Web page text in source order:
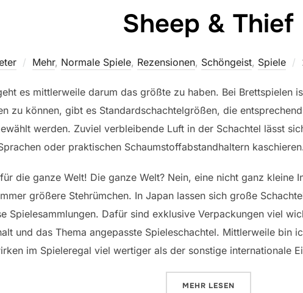
Sheep & Thief
Mehr, Normale Spiele, Rezensionen, Schöngeist, Spiele
es mittlerweile darum das größte zu haben. Bei Brettspielen
zu können, gibt es Standardschachtelgrößen, die
werden. Zuviel verbleibende Luft in der Schachtel lässt
oder praktischen Schaumstoffabstandhaltern
die ganze Welt! Die ganze Welt? Nein, eine nicht ganz kleine
größere Stehrümchen. In Japan lassen sich große
Spielesammlungen. Dafür sind exklusive Verpackungen viel
und das Thema angepasste Spieleschachtel. Mittlerweile bin
im Spieleregal viel wertiger als der sonstige internationale
MEHR ÜBER „SHEEP & THIEF“
LESEN